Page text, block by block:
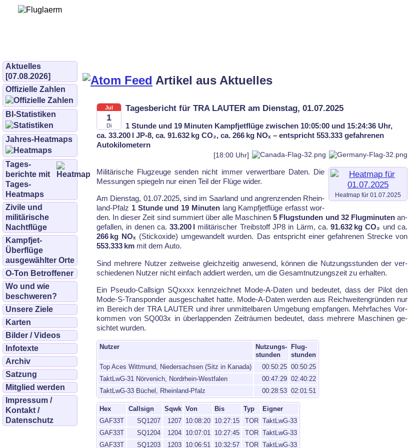
Aktuelles
[07.08.2026]
Offizielle Zahlen
BI-Statistiken
Jahres-Heatmaps
Tages­
berichte mit
Tages-
Heatmaps
Zivile und
militärische
Nachtflüge
Kampfjet-
Überflüge
ausgewählter Orte
O-Ton Betroffener
Wo und wie
beschweren?
Unsere Ziele
Karten
Bilder / Videos
Infotexte
Archiv
Satzung
Mitglied werden
Impressum /
Kontakt /
Datenschutz
Artikel aus Aktuelles
Jul
1
Di
Tagesbericht für TRA LAUTER am Dienstag, 01.07.2025
1 Stunde und 19 Minuten Kampfjetflüge zwischen 10:05:00 und 15:24:36 Uhr,
ca. 33.200 l JP-8, ca. 91.632 kg CO₂, ca. 266 kg NOₓ – entspricht 553.333 gefahrenen
Autokilometern
[18:00 Uhr]
Heatmap für 01.07.2025
Mi­li­tä­ri­sche Flug­zeu­ge sen­den nicht im­mer ver­wert­ba­re Da­ten. Die
Mes­sun­gen spie­geln nur ei­nen Teil der Flü­ge wi­der.
Am Dienstag, 01.07.2025, sind im Saar­land und an­gren­zen­den Rhein­
land-Pfalz 1 Stunde und 19 Minutenlang Kampf­jet­flü­ge er­fasst wor­
den. In die­ser Zeit sind sum­miert über al­le Ma­schi­nen5 Flugstunden und 32 Flugminutenan­
ge­fal­len, in de­nen ca.33.200 l mi­li­tä­ri­scher Treib­stoff JP8 in Lärm, ca.91.632 kg CO₂ und ca.
266 kg NOₓ (Stick­oxi­de) um­ge­wan­delt wur­den. Das ent­spricht ei­ner ge­fah­re­nen Stre­cke von
553.333 km mit dem Au­to.
Sind meh­re­re Nut­zer zeit­wei­se gleich­zei­tig an­we­send, kön­nen die Nut­zungs­stun­den der ver­
schiede­nen Nut­zer nicht ein­fach ad­diert wer­den, um die Ge­samt­nut­zungs­zeit zu er­hal­ten.
Ein Pseu­do-Call­sign SQxxxx kenn­zeich­net Mode-A-Da­ten und be­deu­tet, dass der Pi­lot den
Mode-S-Trans­pon­der aus­ge­schal­tet hat­te. Mode-A-Da­ten wer­den aus Reich­wei­ten­grün­den nur
im Be­reich der TRA LAU­TER und ih­rer un­mit­tel­ba­ren Um­ge­bung emp­fan­gen. Mehr­fa­ches Vor­
kom­men von SQ003x in über­lap­pen­den Zeit­räu­men be­deutet, dass meh­re­re Ma­schi­nen ge­
sich­tet wur­den.
Nutzer
Nutzungs-
stunden
Flug-
stunden
Top Aces Wittmund, Niedersachsen (Sitz in Kanada)
00:50:25 00:50:25
TaktLwG-31 Nörvenich, Nordrhein-Westfalen
00:47:29 02:40:22
TaktLwG-33 Büchel, Rheinland-Pfalz
00:28:53 02:01:51
Hex Callsign Sqwk Von Bis Typ
Eigner
GAF33T
SQ1207 1207 10:08:20 10:27:15 TOR TaktLwG-33
GAF33T
SQ1204 1204 10:07:01 10:27:45 TOR TaktLwG-33
GAF33T
SQ1203 1203 10:06:51 10:32:57 TOR TaktLwG-33